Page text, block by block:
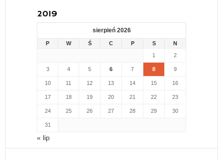
2019
sierpień 2026
P W Ś C P S
N
1
2
3 4 5 6 7 8 9
10 11 12 13 14 15 16
17 18 19 20 21 22 23
24 25 26 27 28 29 30
31
« lip